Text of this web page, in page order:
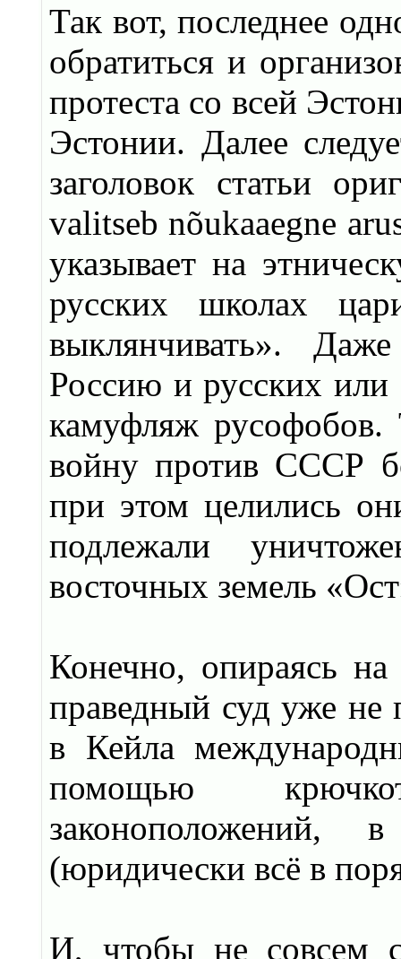
Так вот, последнее
обратиться и
протеста со всей
Эстонии. Далее
заголовок статьи
valitseb nõukaaegne
указывает на
русских школах
выклянчивать».
Россию и русских
камуфляж русофобов.
войну против СССР
при этом целились
подлежали
восточных земель
Конечно, опираясь
праведный суд уже не
в Кейла
помощью
(юридически всё в
И, чтобы не совсем